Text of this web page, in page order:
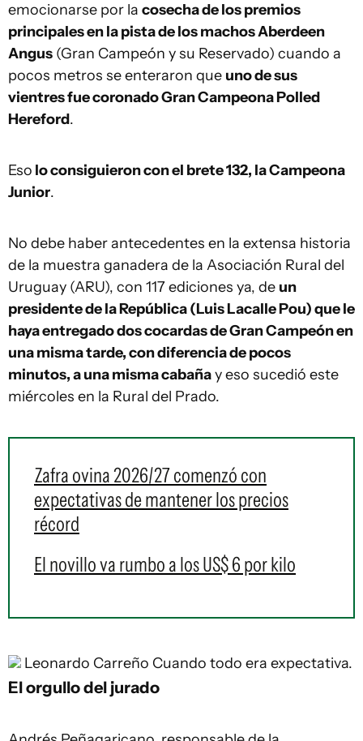
emocionarse por la cosecha de los premios
principales en la pista de los machos Aberdeen
Angus (Gran Campeón y su Reservado) cuando a
pocos metros se enteraron que uno de sus
vientres fue coronado Gran Campeona Polled
Hereford.
Eso lo consiguieron con el brete 132, la Campeona
Junior.
No debe haber antecedentes en la extensa historia
de la muestra ganadera de la Asociación Rural del
Uruguay (ARU), con 117 ediciones ya, de un
presidente de la República (Luis Lacalle Pou) que le
haya entregado dos cocardas de Gran Campeón en
una misma tarde, con diferencia de pocos
minutos, a una misma cabañay eso sucedió este
miércoles en la Rural del Prado.
Zafra ovina 2026/27 comenzó con
expectativas de mantener los precios
récord
El novillo va rumbo a los US$ 6 por kilo
Leonardo Carreño Cuando todo era expectativa.
El orgullo del jurado